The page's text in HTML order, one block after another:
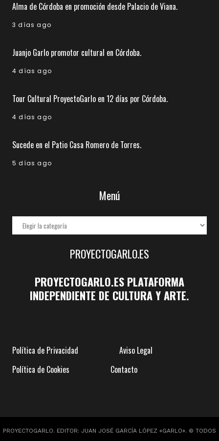
Alma de Córdoba en promoción desde Palacio de Viana.
3 días ago
Juanjo Garlo promotor cultural en Córdoba.
4 días ago
Tour Cultural ProyectoGarlo en 12 días por Córdoba.
4 días ago
Sucede en el Patio Casa Romero de Torres.
5 días ago
Menú
PROYECTOGARLO.ES
PROYECTOGARLO.ES PLATAFORMA
INDEPENDIENTE DE CULTURA Y ARTE.
Política de Privacidad
Aviso Legal
Política de Cookies
Contacto
PROYECTOGARLO. EDITOR: JUAN JOSÉ GARCÍA LÓPEZ «GARLO». © TODOS